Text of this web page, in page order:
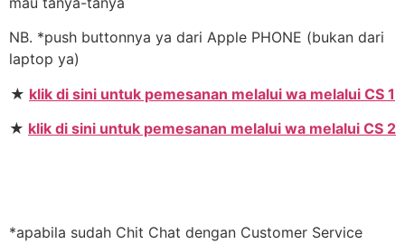
NB. *push buttonnya ya dari Apple PHONE (bukan dari
laptop ya)
★ klik di sini untuk pemesanan melalui wa melalui CS 1
★ klik di sini untuk pemesanan melalui wa melalui CS 2
*apabila sudah Chit Chat dengan Customer Service